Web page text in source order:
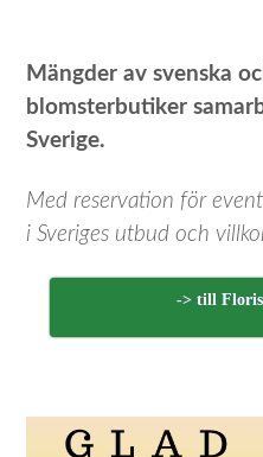
Mängder av svenska
blomsterbutiker
Sverige.
Med reservation för
i Sveriges utbud och
-> till